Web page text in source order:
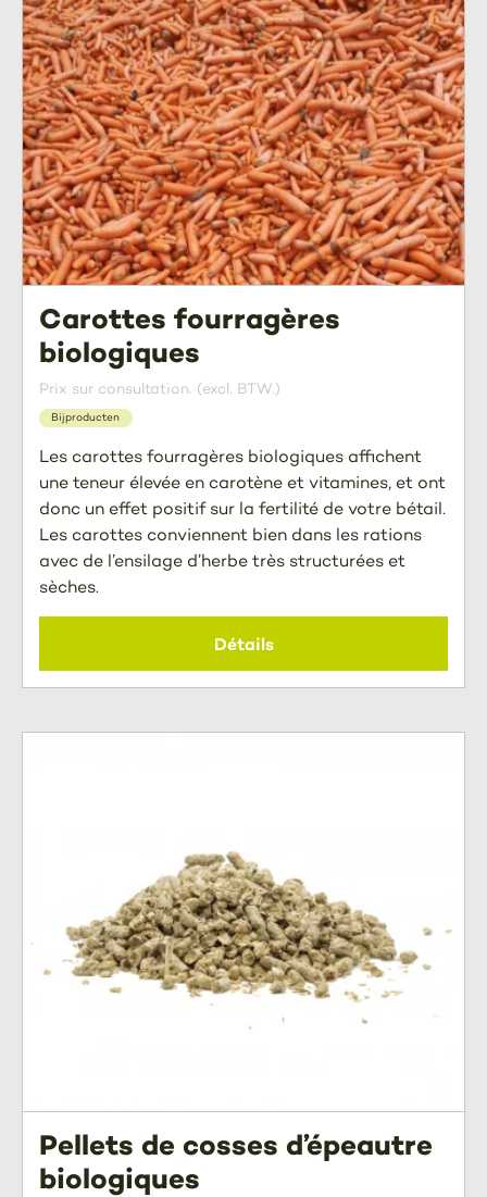
Carottes fourragères
biologiques
Prix sur consultation. (excl. BTW.)
Bijproducten
Les carottes fourragères biologiques affichent
une teneur élevée en carotène et vitamines, et ont
donc un effet positif sur la fertilité de votre bétail.
Les carottes conviennent bien dans les rations
avec de l’ensilage d’herbe très structurées et
sèches.
Détails
Pellets de cosses d’épeautre
biologiques